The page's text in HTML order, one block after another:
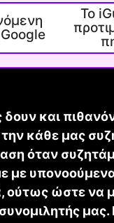
Το
και
κάθε μας
όταν
με
ούτως ώστε να
μας.